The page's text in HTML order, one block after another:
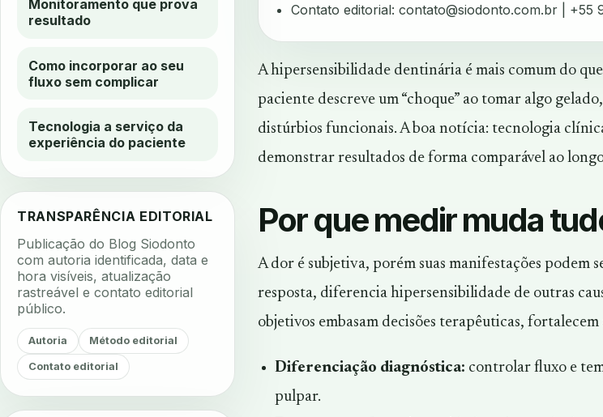
Monitoramento que prova
resultado
Como incorporar ao seu
fluxo sem complicar
Tecnologia a serviço da
experiência do paciente
TRANSPARÊNCIA EDITORIAL
Publicação do Blog Siodonto
com autoria identificada, data e
hora visíveis, atualização
rastreável e contato editorial
público.
Autoria Método editorial
Contato editorial
Contato editorial:contato@siodonto.com.br | +55
A hipersensibilidade dentinária é mais comum do
paciente descreve um “choque” ao tomar algo
distúrbios funcionais. A boa notícia: tecnologia
demonstrar resultados de forma comparável ao
Por que medir muda
A dor é subjetiva, porém suas manifestações
resposta, diferencia hipersensibilidade de outras
objetivos embasam decisões terapêuticas,
Diferenciação diagnóstica: controlar fluxo e
pulpar.